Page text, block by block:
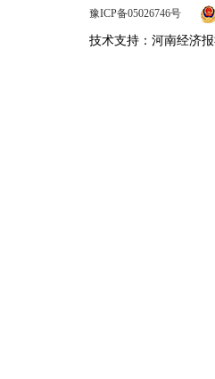
豫ICP备05026746号
技术支持：河南经济